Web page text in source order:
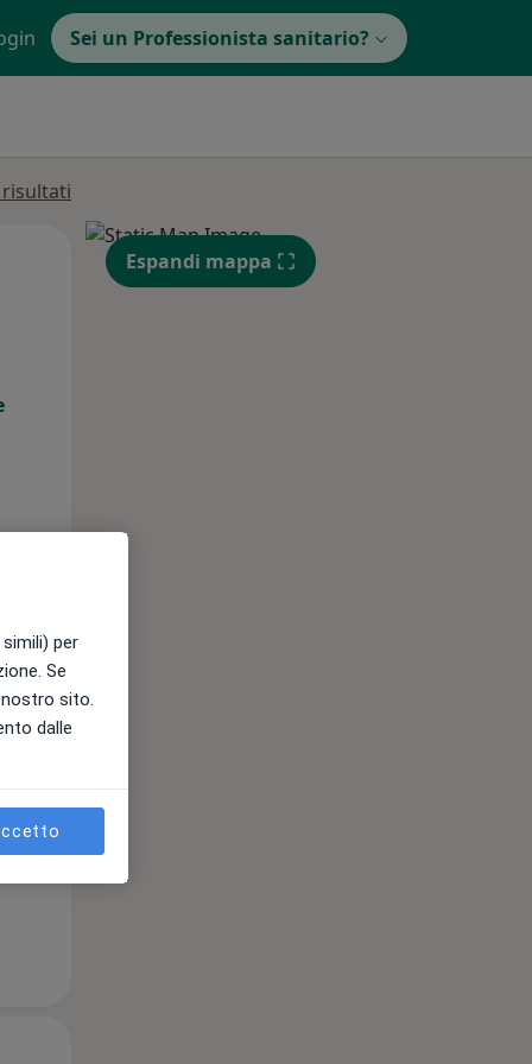
Sei un Professionista sanitario?
Mar, Mer,
12 Ago
10 Ago
Espandi mappa
per
Se
sito.
dalle